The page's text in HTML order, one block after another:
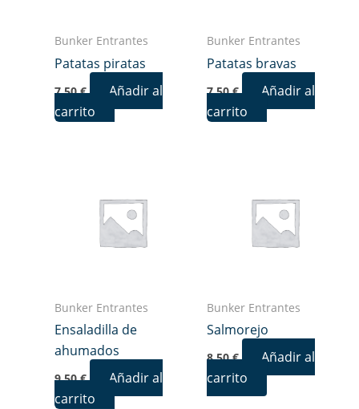
Bunker Entrantes
Patatas piratas
7,50€
Añadir al
carrito
Bunker Entrantes
Patatas bravas
7,50€
Añadir al
carrito
Bunker Entrantes
Ensaladilla de
ahumados
9,50€
Añadir al
carrito
Bunker Entrantes
Salmorejo
8,50€
Añadir al
carrito